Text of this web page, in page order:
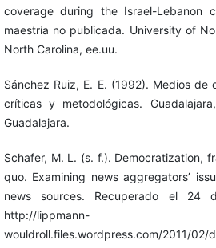
coverage during the Israel-Lebanon
maestría no publicada. University of
North Carolina, ee.uu.
Sánchez Ruiz, E. E. (1992). Medios
críticas y metodológicas.
Guadalajara.
Schafer, M. L. (s. f.). Democratization,
quo. Examining news aggregators’
news sources. Recuperado el
http://lippmann-
wouldroll.files.wordpress.com/2011/